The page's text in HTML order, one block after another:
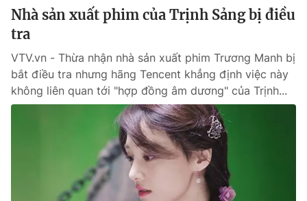
Nhà sản xuất phim của Trịnh Sảng bị điều
tra
VTV.vn - Thừa nhận nhà sản xuất phim Trương Manh bị
bắt điều tra nhưng hãng Tencent khẳng định việc này
không liên quan tới "hợp đồng âm dương" của Trịnh...